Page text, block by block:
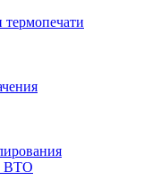
ВТО